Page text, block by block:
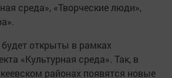
среда», «Творческие люди»,
открыты в рамках
«Культурная среда». Так, в
районах появятся новые